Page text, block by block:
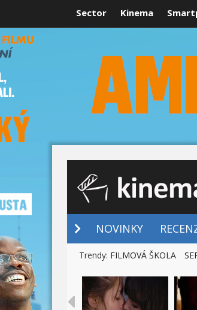
Sector Kinema
NOVINKY
Trendy: FILMOVÁ ŠKOLA